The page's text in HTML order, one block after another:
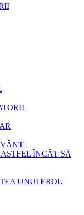
ÎNCÂT SĂ
UNUI EROU